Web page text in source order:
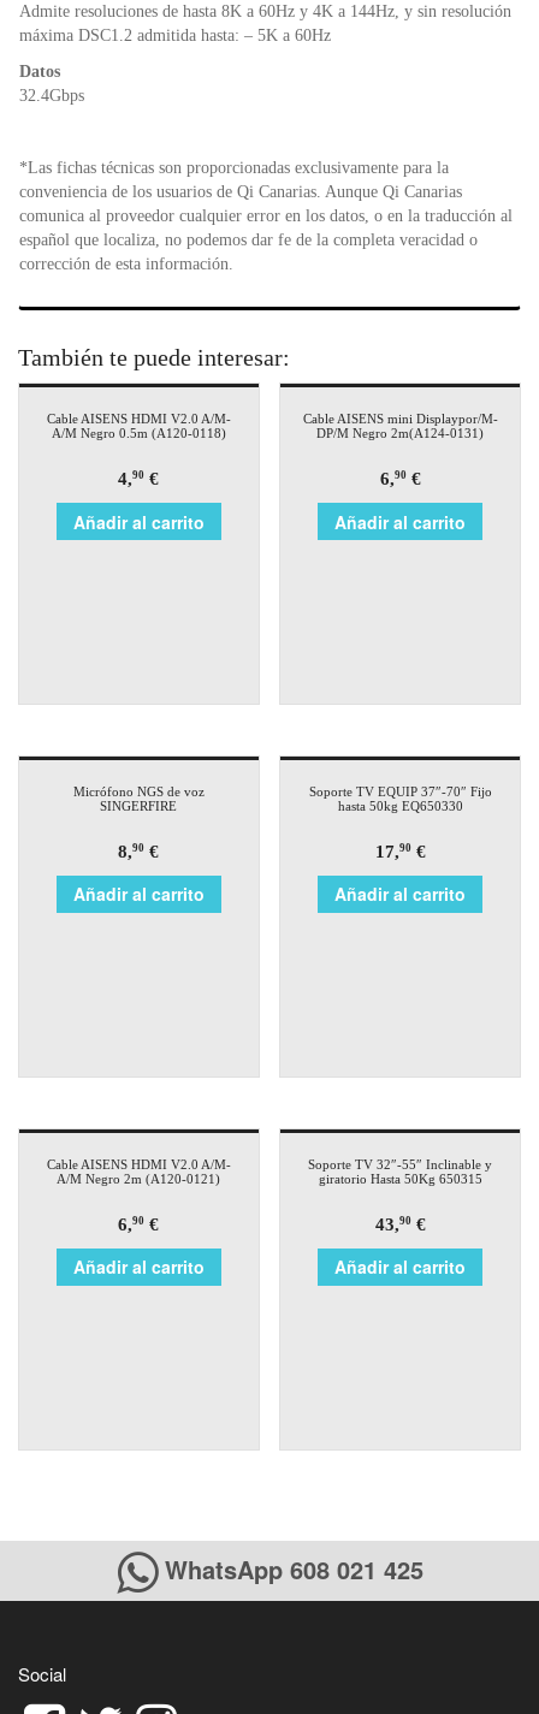
Admite resoluciones de hasta 8K a 60Hz y 4K a 144Hz, y sin resolución
máxima DSC1.2 admitida hasta: – 5K a 60Hz
Datos
32.4Gbps
*Las fichas técnicas son proporcionadas exclusivamente para la
conveniencia de los usuarios de Qi Canarias. Aunque Qi Canarias
comunica al proveedor cualquier error en los datos, o en la traducción al
español que localiza, no podemos dar fe de la completa veracidad o
corrección de esta información.
También te puede interesar:
Cable AISENS HDMI V2.0 A/M-
A/M Negro 0.5m (A120-0118)
4,90 €
Añadir al carrito
Cable AISENS mini Displaypor/M-
DP/M Negro 2m(A124-0131)
6,90€
Añadir al carrito
Micrófono NGS de voz
SINGERFIRE
8,90 €
Añadir al carrito
Soporte TV EQUIP 37″-70″ Fijo
hasta 50kg EQ650330
17,90€
Añadir al carrito
Cable AISENS HDMI V2.0 A/M-
A/M Negro 2m (A120-0121)
6,90 €
Añadir al carrito
Soporte TV 32″-55″ Inclinable y
giratorio Hasta 50Kg 650315
43,90€
Añadir al carrito
WhatsApp 608 021 425
Social